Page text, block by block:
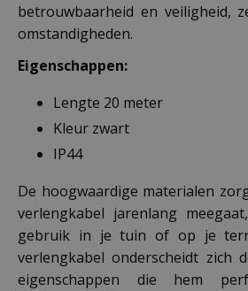
betrouwbaarheid en veiligheid,
omstandigheden.
Eigenschappen:
Lengte 20 meter
Kleur zwart
IP44
De hoogwaardige materialen
verlengkabel jarenlang
gebruik in je tuin of op je
verlengkabel onderscheidt zich
eigenschappen die hem